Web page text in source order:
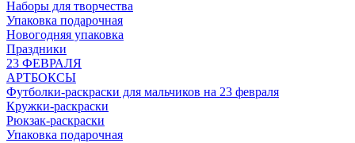
Наборы для творчества
Упаковка подарочная
Новогодняя упаковка
Праздники
23 ФЕВРАЛЯ
АРТБОКСЫ
Футболки-раскраски для мальчиков на 23 февраля
Кружки-раскраски
Рюкзак-раскраски
Упаковка подарочная